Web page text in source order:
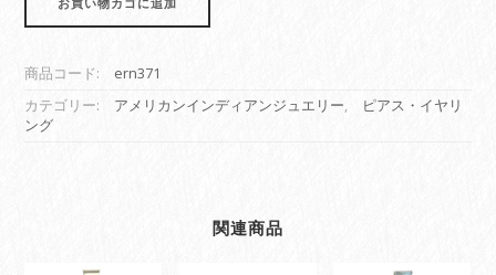
ア
ン
ジ
お買い物カゴに追加
商品コード:
ern371
カテゴリー:
アメリカンインディアンジュエリー,
ピアス・イヤリ
ング
関連商品